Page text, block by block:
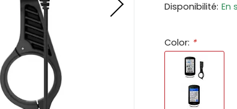
Disponibilité: En
Color: *